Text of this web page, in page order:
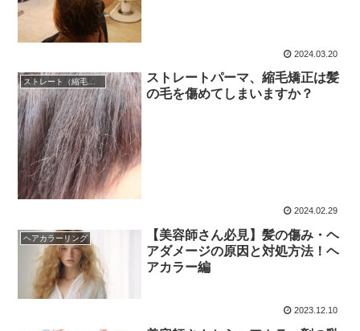
2024.03.20
ストレート（縮毛矯正）
ストレートパーマ、縮毛矯正は髪
の毛を傷めてしまいますか？
2024.02.29
ヘアカラーリング
【美容師さん必見】髪の傷み・ヘ
アダメージの原因と対処方法！ヘ
アカラー編
2023.12.10